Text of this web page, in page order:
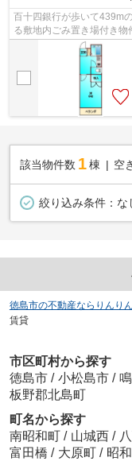
百十四銀行が歩いて439m
る敷地内ごみ置き場付き
ちらの物件はマンションで
該当物件数 1棟 空
絞り込み条件： な
徳島市の不動産ならりんり
賃貸
市区町村から探す
徳島市 / 小松島市 /
板野郡北島町
町名から探す
南昭和町 / 山城西 /
富田橋 / 大原町 / 昭